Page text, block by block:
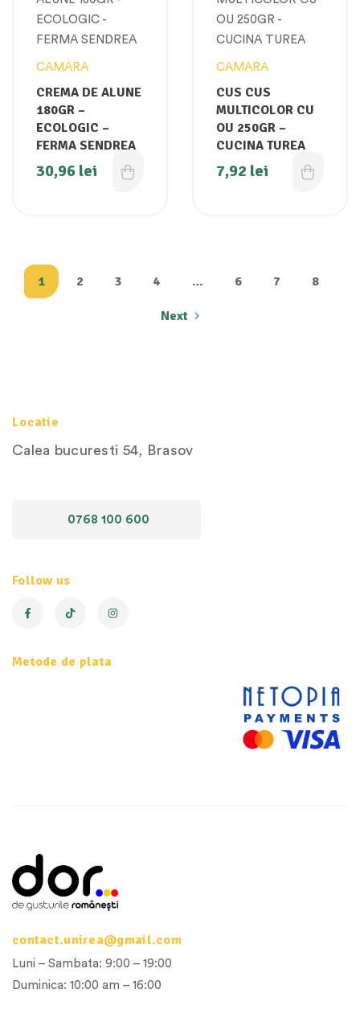
CAMARA
CREMA DE ALUNE
180GR –
ECOLOGIC –
FERMA SENDREA
30,96 lei
CAMARA
CUS CUS
MULTICOLOR CU
OU 250GR –
CUCINA TUREA
7,92 lei
1 2 3 4 … 6 7 8
Next
Locatie
Calea bucuresti 54, Brasov
0768 100 600
Follow us
Metode de plata
contact.unirea@gmail.com
Luni – Sambata: 9:00 – 19:00
Duminica: 10:00 am – 16:00